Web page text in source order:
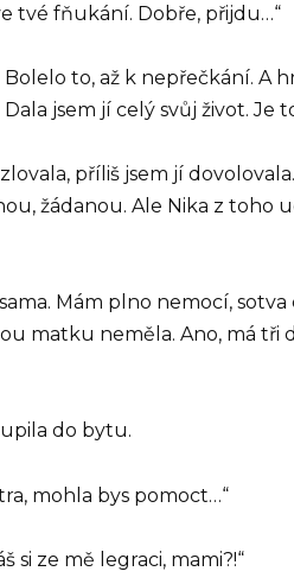
tvé fňukání. Dobře, přijdu…“
to, až k nepřečkání. A
jsem jí celý svůj život. Je
příliš jsem jí
žádanou. Ale Nika z toho
Mám plno nemocí,
matku neměla. Ano, má tři
do bytu.
mohla bys pomoct…“
si ze mě legraci, mami?!“